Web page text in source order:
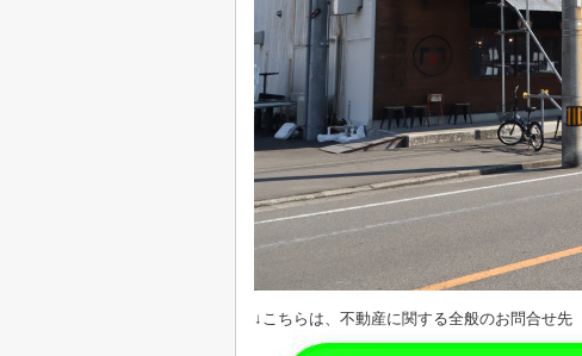
↓こちらは、不動産に関する全般のお問合せ先